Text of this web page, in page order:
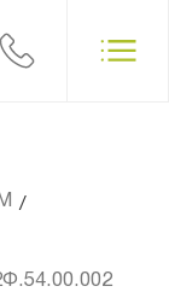
/